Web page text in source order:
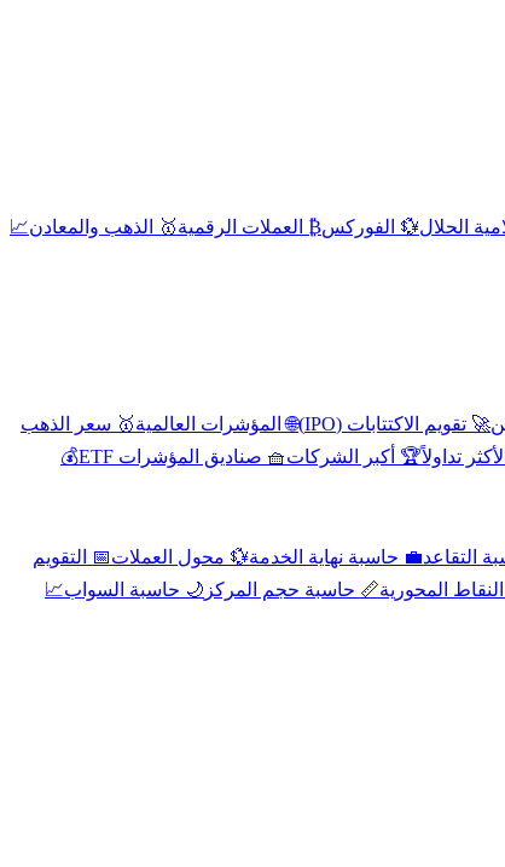
الحلال💱 الفوركس₿ العملات الرقمية🥇 الذهب والمعادن📈
🚀 تقويم الاكتتابات (IPO) 🌐 المؤشرات العالمية🥇 سعر الذهب
تداولاً🏆 أكبر الشركات🧺 صناديق المؤشرات ETF
💰
التقاعد💼 حاسبة نهاية الخدمة💱 محول العملات📅 التقويم
المحورية📏 حاسبة حجم المركز 🌙 حاسبة السواب📈